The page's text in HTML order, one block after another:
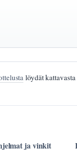
löydät
ja vinkit